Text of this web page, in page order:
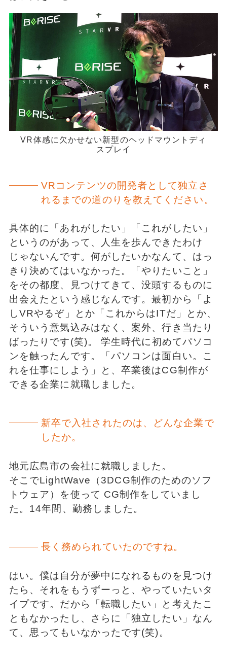
VR体感に欠かせない新型のヘッドマウントディ
スプレイ
VRコンテンツの開発者として独立さ
れるまでの道のりを教えてください。
具体的に「あれがしたい」「これがしたい」
というのがあって、人生を歩んできたわけ
じゃないんです。何がしたいかなんて、はっ
きり決めてはいなかった。「やりたいこと」
をその都度、見つけてきて、没頭するものに
出会えたという感じなんです。最初から「よ
しVRやるぞ」とか「これからはITだ」とか、
そういう意気込みはなく、案外、行き当たり
ばったりです(笑)。 学生時代に初めてパソコ
ンを触ったんです。「パソコンは面白い。こ
れを仕事にしよう」と、卒業後はCG制作が
できる企業に就職しました。
新卒で入社されたのは、どんな企業で
したか。
地元広島市の会社に就職しました。
そこでLightWave（3DCG制作のためのソフ
トウェア）を使って CG制作をしていまし
た。14年間、勤務しました。
長く務められていたのですね。
はい。僕は自分が夢中になれるものを見つけ
たら、それをもうずーっと、やっていたいタ
イプです。だから「転職したい」と考えたこ
ともなかったし、さらに「独立したい」なん
て、思ってもいなかったです(笑)。